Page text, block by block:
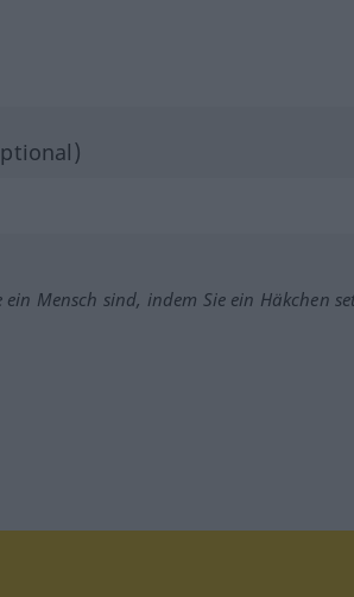
ein Mensch sind, indem Sie ein Häkchen